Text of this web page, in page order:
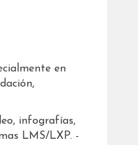
en
infografías,
LMS/LXP. -